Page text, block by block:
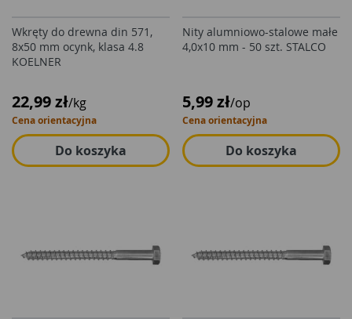
Wkręty do drewna din 571,
8x50 mm ocynk, klasa 4.8
KOELNER
22,99 zł/kg
Cena orientacyjna
Do koszyka
Nity alumniowo-stalowe małe
4,0x10 mm - 50 szt. STALCO
5,99 zł/op
Cena orientacyjna
Do koszyka